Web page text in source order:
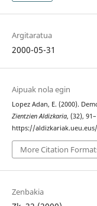
Argitaratua
2000-05-31
Aipuak nola egin
Lopez Adan, E. (2000).
Zientzien Aldizkaria, (32),
https://
More Citation
Zenbakia